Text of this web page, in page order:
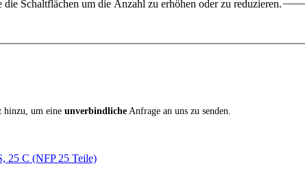
Schaltflächen um die Anzahl zu erhöhen oder zu reduzieren.
hinzu, um eine unverbindliche Anfrage an uns zu senden.
25 C (NFP 25 Teile)